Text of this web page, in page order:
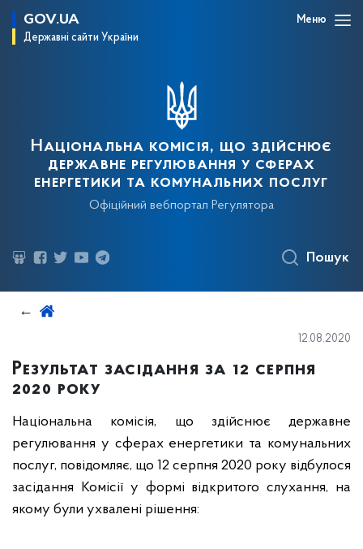
GOV.UA
Державні сайти України
Меню
Національна комісія, що здійснює
державне регулювання у сферах
енергетики та комунальних послуг
Офіційний вебпортал Регулятора
Пошук
12.08.2020
Результат засідання за 12 серпня
2020 року
Національна комісія, що здійснює державне
регулювання у сферах енергетики та комунальних
послуг, повідомляє, що 12 серпня 2020 року відбулося
засідання Комісії у формі відкритого слухання, на
якому були ухвалені рішення: